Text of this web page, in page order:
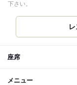
下さい。
座席
メニュー